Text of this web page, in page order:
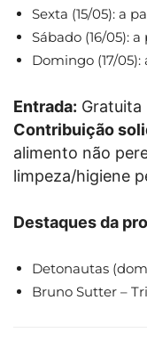
Sexta (15/05): a
Sábado (16/05):
Domingo (17/05):
Entrada: Gratuita
Contribuição
alimento não
limpeza/higiene
Destaques da
Detonautas
Bruno Sutter –